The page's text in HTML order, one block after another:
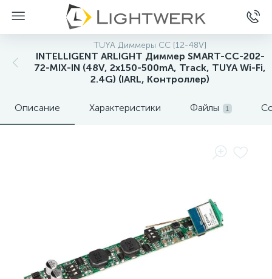
TUYA Диммеры CC [12-48V]
INTELLIGENT ARLIGHT Диммер SMART-CC-202-
72-MIX-IN (48V, 2x150-500mA, Track, TUYA Wi-Fi,
2.4G) (IARL, Контроллер)
Описание Характеристики Файлы 1